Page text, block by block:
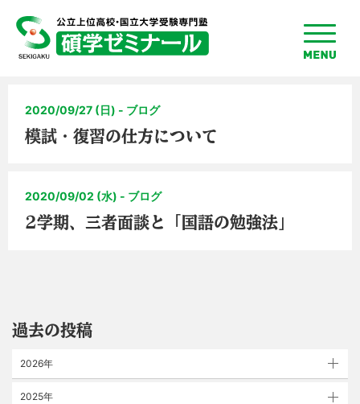
toggle
menu
2020/09/27 (日) - ブログ
模試・復習の仕方について
2020/09/02 (水) - ブログ
2学期、三者面談と「国語の勉強法」
過去の投稿
2026年
2025年